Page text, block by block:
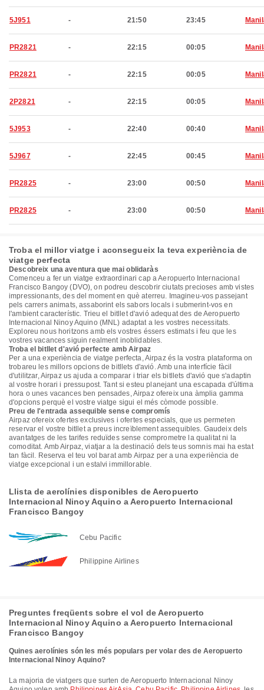
5J951 - 21:50 23:45
PR2821 - 22:15 00:05
PR2821 - 22:15 00:05
2P2821 - 22:15 00:05
5J953 - 22:40 00:40
5J967 - 22:45 00:45
PR2825 - 23:00 00:50
PR2825 - 23:00 00:50
Troba el millor viatge i aconsegueix la teva experiència de
viatge perfecta
Descobreix una aventura que mai oblidaràs
Comenceu a fer un viatge extraordinari cap a Aeropuerto Internacional
Francisco Bangoy (DVO), on podreu descobrir ciutats precioses amb vistes
impressionants, des del moment en què aterreu. Imagineu-vos passejant
pels carrers animats, assaborint els sabors locals i submerint-vos en
l'ambient característic. Trieu el bitllet d'avió adequat des de Aeropuerto
Internacional Ninoy Aquino (MNL) adaptat a les vostres necessitats.
Exploreu nous horitzons amb els vostres éssers estimats i feu que les
vostres vacances siguin realment inoblidables.
Troba el bitllet d'avió perfecte amb Airpaz
Per a una experiència de viatge perfecta, Airpaz és la vostra plataforma on
trobareu les millors opcions de bitllets d'avió. Amb una interfície fàcil
d'utilitzar, Airpaz us ajuda a comparar i triar els bitllets d'avió que s'adaptin
al vostre horari i pressupost. Tant si esteu planejant una escapada d'última
hora o unes vacances ben pensades, Airpaz ofereix una àmplia gamma
d'opcions perquè el vostre viatge sigui el més còmode possible.
Preu de l'entrada assequible sense compromís
Airpaz ofereix ofertes exclusives i ofertes especials, que us permeten
reservar el vostre bitllet a preus increïblement assequibles. Gaudeix dels
avantatges de les tarifes reduïdes sense comprometre la qualitat ni la
comoditat. Amb Airpaz, viatjar a la destinació dels teus somnis mai ha estat
tan fàcil. Reserva el teu vol barat amb Airpaz per a una experiència de
viatge excepcional i un estalvi immillorable.
Llista de aerolínies disponibles de Aeropuerto
Internacional Ninoy Aquino a Aeropuerto Internacional
Francisco Bangoy
Cebu Pacific
Philippine Airlines
Preguntes freqüents sobre el vol de Aeropuerto
Internacional Ninoy Aquino a Aeropuerto Internacional
Francisco Bangoy
Quines aerolínies són les més populars per volar des de Aeropuerto
Internacional Ninoy Aquino?
La majoria de viatgers que surten de Aeropuerto Internacional Ninoy